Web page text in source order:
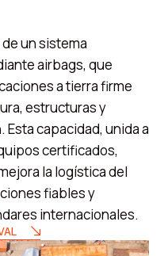
un sistema
airbags, que
a tierra firme
estructuras y
capacidad, unida a
certificados,
la logística del
fiables y
internacionales.